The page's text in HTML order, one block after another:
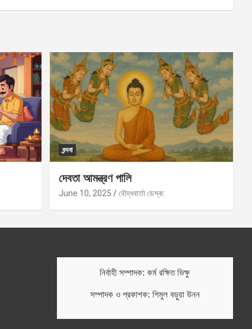
বন্দনা
দেবতা আমন্ত্রণ পালি
June 10, 2025 বৌদ্ধবার্তা ডেস্ক:
নির্বাহী সম্পাদক: কর্ম রক্ষিত ভিক্ষু
সম্পাদক ও প্রকাশক: শিমুল বড়ুয়া উনন